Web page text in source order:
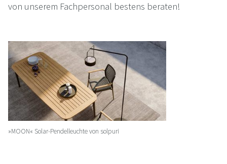
von unserem Fachpersonal bestens beraten!
»MOON« Solar-Pendelleuchte von solpuri